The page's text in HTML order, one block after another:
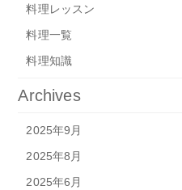
料理レッスン
料理一覧
料理知識
Archives
2025年9月
2025年8月
2025年6月